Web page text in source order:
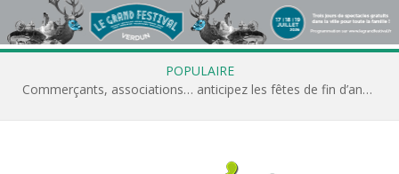
POPULAIRE
Commerçants, associations… anticipez les fêtes de fin d’année avec Meuz’Info